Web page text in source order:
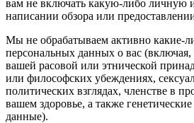
вам не включать какую-либо
написании обзора или
Мы не обрабатываем активно какие-
персональных данных о вас
вашей расовой или этнической
или философских убеждениях,
политических взглядах, членстве в
вашем здоровье, а также
данные).